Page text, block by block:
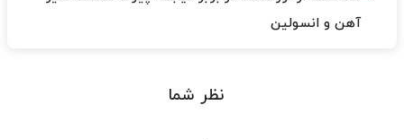
آهن و انسولین
نظر شما